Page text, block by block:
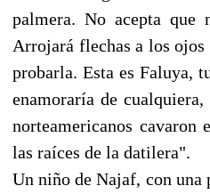
palmera. No acepta que
Arrojará flechas a los
probarla. Esta es Faluya,
enamoraría de
norteamericanos cavaron
las raíces de la datilera".
Un niño de Najaf, con una